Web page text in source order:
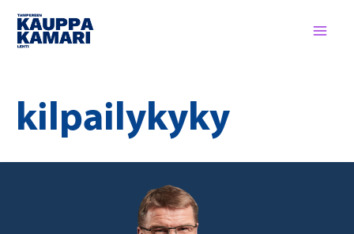
Siirry
sisältöön
kilpailykyky